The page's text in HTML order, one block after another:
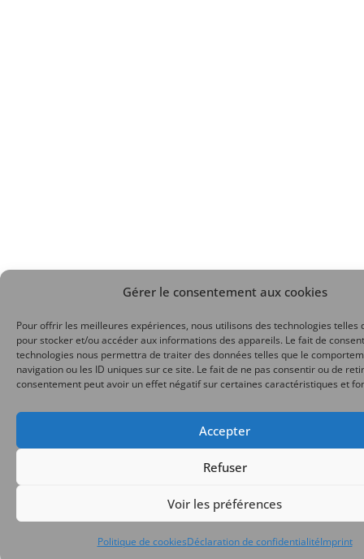
Gérer le consentement aux cookies
Pour offrir les meilleures expériences, nous utilisons des technologies telles
pour stocker et/ou accéder aux informations des appareils. Le fait de
technologies nous permettra de traiter des données telles que le
navigation ou les ID uniques sur ce site. Le fait de ne pas consentir ou de
consentement peut avoir un effet négatif sur certaines caractéristiques et
Accepter
Refuser
Voir les préférences
Politique de cookiesDéclaration de confidentialitéImprint